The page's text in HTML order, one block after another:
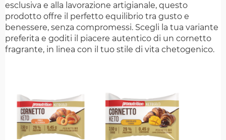
esclusiva e alla lavorazione artigianale, questo
prodotto offre il perfetto equilibrio tra gusto e
benessere, senza compromessi. Scegli la tua variante
preferita e goditi il piacere autentico di un cornetto
fragrante, in linea con il tuo stile di vita chetogenico.